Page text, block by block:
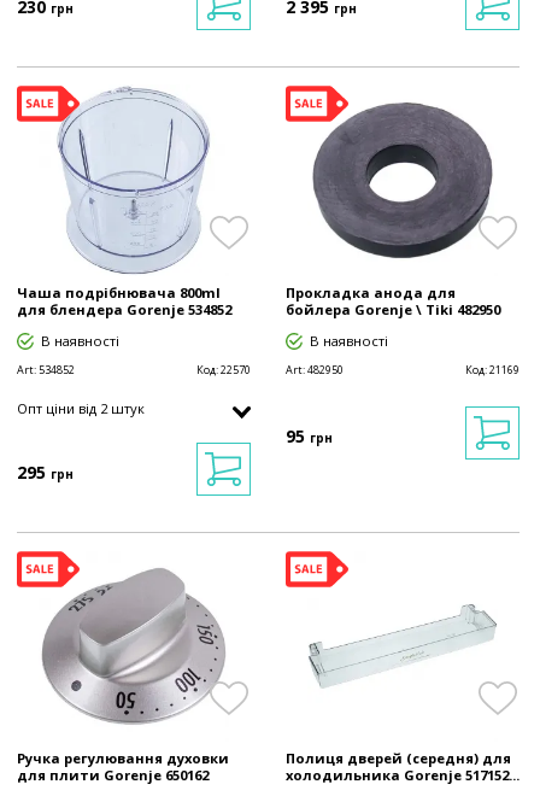
230 грн 2 395 грн
Чаша подрібнювача 800ml
для блендера Gorenje 534852
В наявності
Art:534852 Код:22570
Опт ціни від 2 штук
295 грн
Прокладка анода для
бойлера Gorenje \ Tiki 482950
В наявності
Art:482950 Код:21169
95 грн
Ручка регулювання духовки
для плити Gorenje 650162
Полиця дверей (середня) для
холодильника Gorenje 517152...